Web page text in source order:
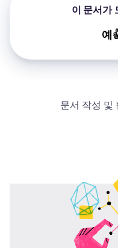
이 문서가
예
문서 작성 및